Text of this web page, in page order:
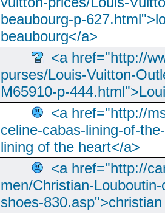
beaubourg-p-
beaubourg</a>
<a href="http://
purses/Louis-Vuitton-
M65910-p-
<a href="http://
celine-cabas-lining-of-
lining of the heart</a>
<a href="http://
men/Christian-
shoes-